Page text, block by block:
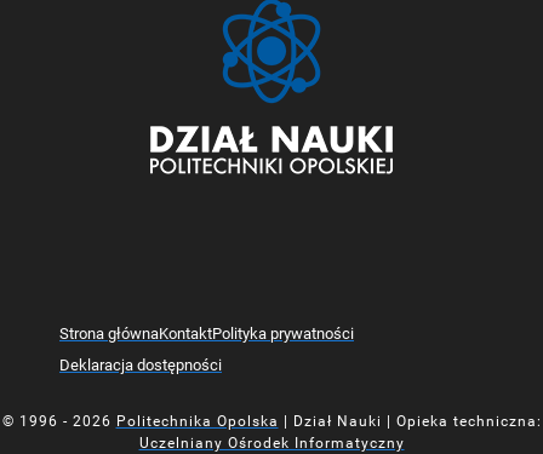
Strona głównaKontaktPolityka prywatności
Deklaracja dostępności
© 1996 - 2026 Politechnika Opolska
| Dział Nauki | Opieka techniczna:
Uczelniany Ośrodek Informatyczny